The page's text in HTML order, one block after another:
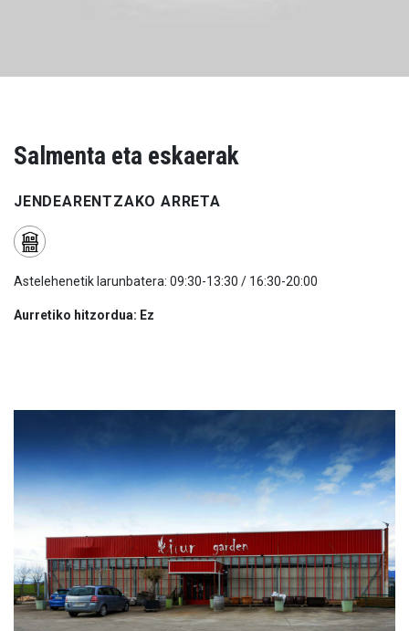
Salmenta eta eskaerak
JENDEARENTZAKO ARRETA
Astelehenetik larunbatera: 09:30-13:30 / 16:30-20:00
Aurretiko hitzordua: Ez